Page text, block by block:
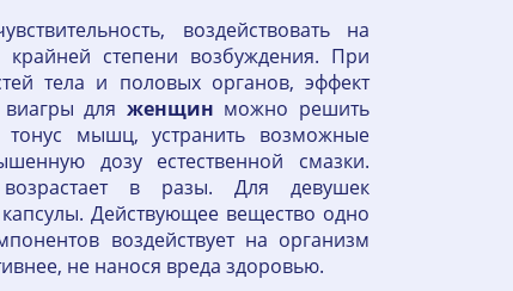
воздействовать на
степени возбуждения. При
тела и половых органов, эффект
для женщин можно решить
тонус мышц, устранить возможные
дозу естественной смазки.
в разы. Для девушек
Действующее вещество одно
воздействует на организм
не нанося вреда здоровью.